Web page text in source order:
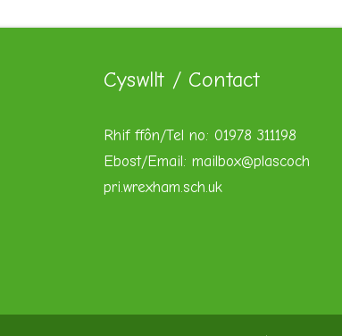
Cyswllt / Contact
Rhif ffôn/Tel no: 01978 311198
Ebost/Email: mailbox@plascoch
pri.wrexham.sch.uk